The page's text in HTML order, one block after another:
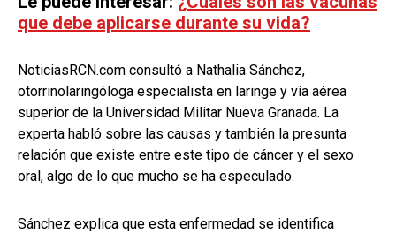
que debe aplicarse durante su vida?
NoticiasRCN.com consultó a Nathalia Sánchez,
otorrinolaringóloga especialista en laringe y vía aérea
superior de la Universidad Militar Nueva Granada. La
experta habló sobre las causas y también la presunta
relación que existe entre este tipo de cáncer y el sexo
oral, algo de lo que mucho se ha especulado.
Sánchez explica que esta enfermedad se identifica